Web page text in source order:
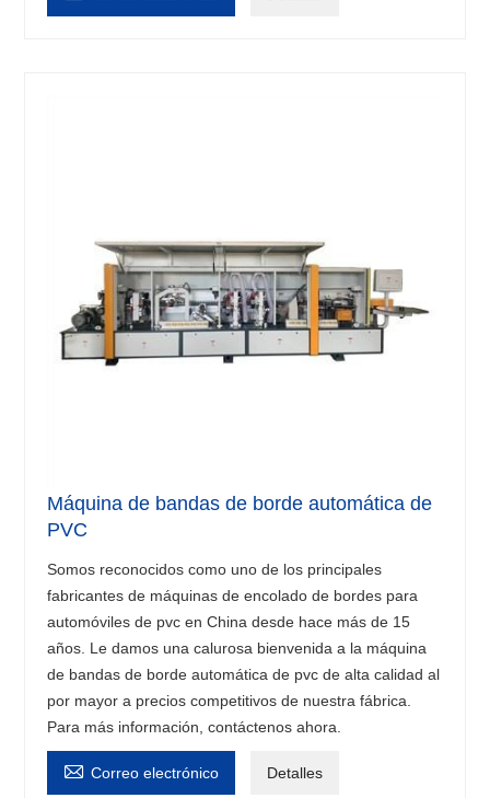
Máquina de bandas de borde automática de
PVC
Somos reconocidos como uno de los principales
fabricantes de máquinas de encolado de bordes para
automóviles de pvc en China desde hace más de 15
años. Le damos una calurosa bienvenida a la máquina
de bandas de borde automática de pvc de alta calidad al
por mayor a precios competitivos de nuestra fábrica.
Para más información, contáctenos ahora.
 Correo electrónico Detalles